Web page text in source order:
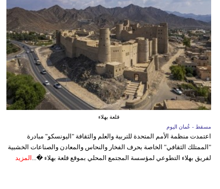
قلعة بهلاء
مسقط - عُمان اليوم
اعتمدت منظمة الأمم المتحدة للتربية والعلم والثقافة "اليونسكو" مبادرة
"الممتلك الثقافي" الخاصة بحرف الفخار والنحاس والمعادن والصناعات الخشبية
لفريق بهلاء التطوعي لمؤسسة المجتمع المحلي بموقع قلعة بهلاء �... المزيد